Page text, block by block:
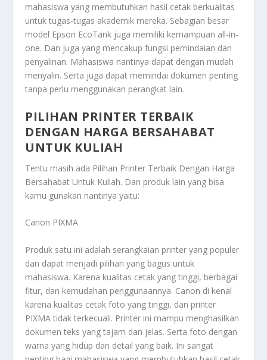
mahasiswa yang membutuhkan hasil cetak berkualitas
untuk tugas-tugas akademik mereka. Sebagian besar
model Epson EcoTank juga memiliki kemampuan all-in-
one. Dan juga yang mencakup fungsi pemindaian dan
penyalinan. Mahasiswa nantinya dapat dengan mudah
menyalin. Serta juga dapat memindai dokumen penting
tanpa perlu menggunakan perangkat lain.
PILIHAN PRINTER TERBAIK
DENGAN HARGA BERSAHABAT
UNTUK KULIAH
Tentu masih ada Pilihan Printer Terbaik Dengan Harga
Bersahabat Untuk Kuliah. Dan produk lain yang bisa
kamu gunakan nantinya yaitu:
Canon PIXMA
Produk satu ini adalah serangkaian printer yang populer
dan dapat menjadi pilihan yang bagus untuk
mahasiswa. Karena kualitas cetak yang tinggi, berbagai
fitur, dan kemudahan penggunaannya. Canon di kenal
karena kualitas cetak foto yang tinggi, dan printer
PIXMA tidak terkecuali. Printer ini mampu menghasilkan
dokumen teks yang tajam dan jelas. Serta foto dengan
warna yang hidup dan detail yang baik. Ini sangat